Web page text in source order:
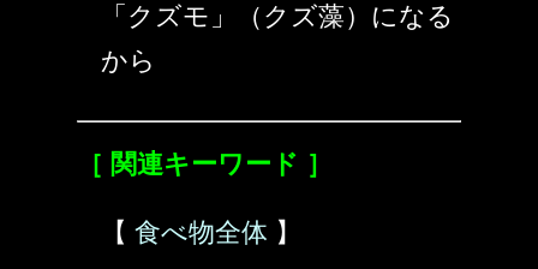
「クズモ」（クズ藻）になる
から
［ 関連キーワード ］
【 食べ物全体 】